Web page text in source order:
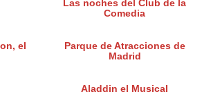
Las noches del Club de la
Comedia
el
Parque de Atracciones de
Madrid
Aladdin el Musical